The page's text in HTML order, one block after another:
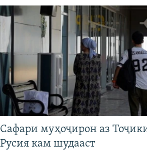
Сафари муҳоҷирон аз
Русия кам шудааст